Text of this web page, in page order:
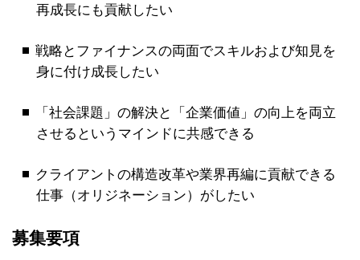
再成長にも貢献したい
戦略とファイナンスの両面でスキルおよび知見を
身に付け成長したい
「社会課題」の解決と「企業価値」の向上を両立
させるというマインドに共感できる
クライアントの構造改革や業界再編に貢献できる
仕事（オリジネーション）がしたい
募集要項